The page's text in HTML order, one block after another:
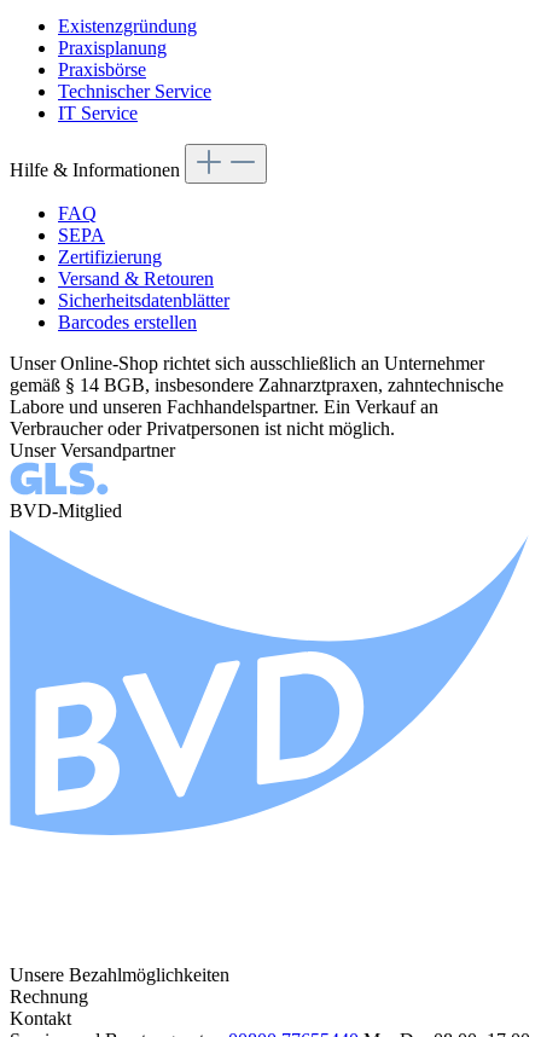
Existenzgründung
Praxisplanung
Praxisbörse
Technischer Service
IT Service
Hilfe & Informationen
FAQ
SEPA
Zertifizierung
Versand & Retouren
Sicherheitsdatenblätter
Barcodes erstellen
Unser Online-Shop richtet sich ausschließlich an Unternehmer
gemäß § 14 BGB, insbesondere Zahnarztpraxen, zahntechnische
Labore und unseren Fachhandelspartner. Ein Verkauf an
Verbraucher oder Privatpersonen ist nicht möglich.
Unser Versandpartner
BVD-Mitglied
Unsere Bezahlmöglichkeiten
Rechnung
Kontakt